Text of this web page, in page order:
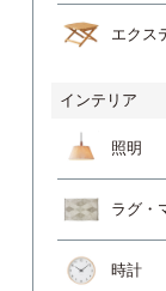
エクス
インテリア
照明
ラグ・
時計